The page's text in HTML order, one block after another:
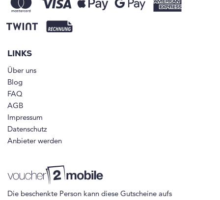
LINKS
Über uns
Blog
FAQ
AGB
Impressum
Datenschutz
Anbieter werden
Die beschenkte Person kann diese Gutscheine aufs